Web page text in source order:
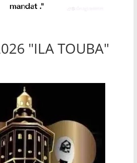
"ILA TOUBA"